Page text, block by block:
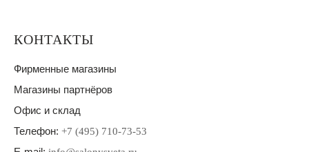
КОНТАКТЫ
Фирменные магазины
Магазины партнёров
Офис и склад
Телефон: +7 (495) 710-73-53